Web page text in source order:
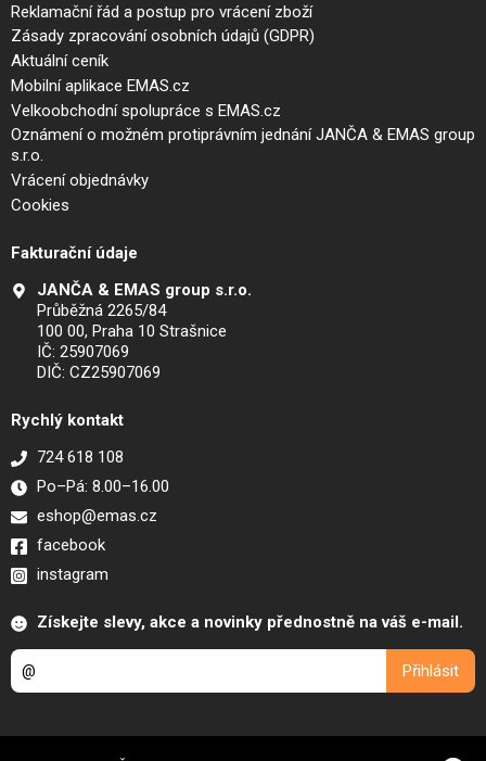
Reklamační řád a postup pro vrácení zboží
Zásady zpracování osobních údajů (GDPR)
Aktuální ceník
Mobilní aplikace EMAS.cz
Velkoobchodní spolupráce s EMAS.cz
Oznámení o možném protiprávním jednání JANČA & EMAS group
s.r.o.
Vrácení objednávky
Cookies
Fakturační údaje
JANČA & EMAS group s.r.o.
Průběžná 2265/84
100 00, Praha 10 Strašnice
IČ: 25907069
DIČ: CZ25907069
Rychlý kontakt
724 618 108
Po–Pá: 8.00–16.00
eshop@emas.cz
facebook
instagram
Získejte slevy, akce a novinky přednostně na váš e-mail.